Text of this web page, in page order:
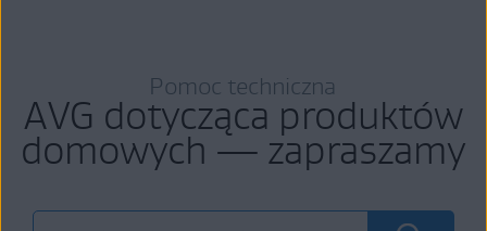
Pomoc techniczna
AVG dotycząca produktów
domowych — zapraszamy